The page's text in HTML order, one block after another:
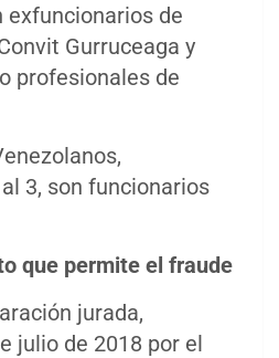
exfuncionarios de
Gurruceaga y
profesionales de
3, son funcionarios
que permite el fraude
jurada,
julio de 2018 por el